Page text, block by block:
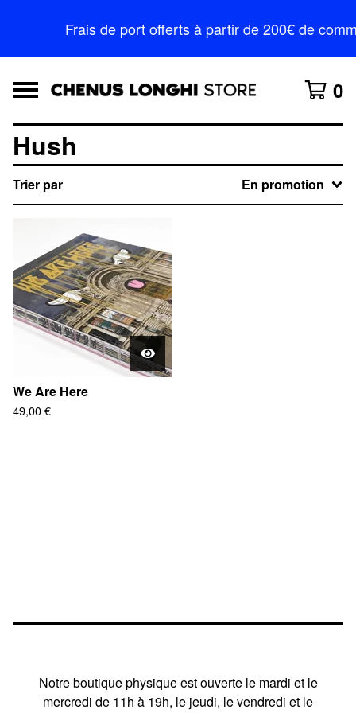
Frais de port offerts à partir de 200€ de
0
Hush
Trier par En promotion
We Are Here
49,00€
Notre boutique physique est ouverte le mardi et le
mercredi de 11h à 19h, le jeudi, le vendredi et le